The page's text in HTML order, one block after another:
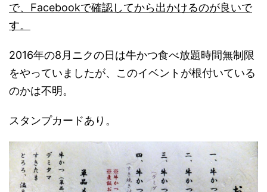
で、Facebookで確認してから出かけるのが良いで
す。
2016年の8月ニクの日は牛かつ食べ放題時間無制限
をやっていましたが、このイベントが根付いている
のかは不明。
スタンプカードあり。